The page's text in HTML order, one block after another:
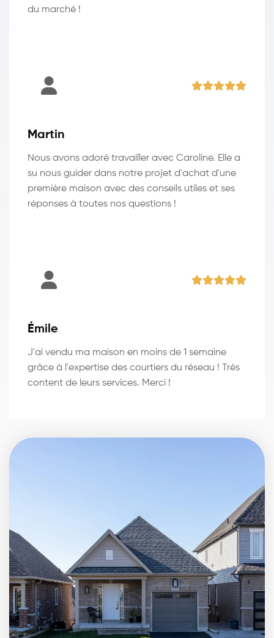
du marché !
Martin
Nous avons adoré travailler avec Caroline. Elle a
su nous guider dans notre projet d'achat d'une
première maison avec des conseils utiles et ses
réponses à toutes nos questions !
Émile
J'ai vendu ma maison en moins de 1 semaine
grâce à l'expertise des courtiers du réseau ! Très
content de leurs services. Merci !